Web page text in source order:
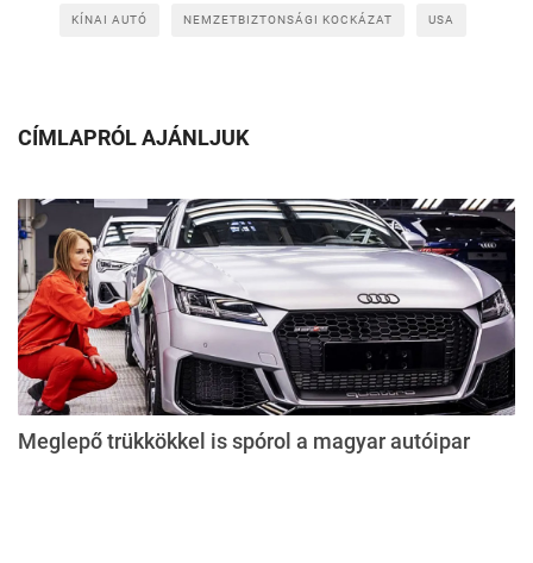
KÍNAI AUTÓ NEMZETBIZTONSÁGI KOCKÁZAT USA
CÍMLAPRÓL AJÁNLJUK
Meglepő trükkökkel is spórol a magyar autóipar